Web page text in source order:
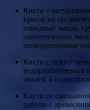
Кисти с натуральным ворсом хорошо подходят для
красок на
алкидные эмали,
синтетических
полиуретановые
Кисти с искусственным ворсом лучше использовать для
водоразбавляемых
эмалей и
Кисти со смешанной щетиной чаще выбирают для
работы с